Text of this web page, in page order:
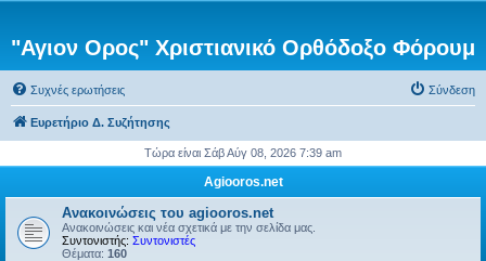
"Αγιον Ορος" Χριστιανικό Ορθόδοξο Φόρουμ
Συχνές ερωτήσεις Σύνδεση
Ευρετήριο Δ. Συζήτησης
Τώρα είναι Σάβ Αύγ 08, 2026 7:39 am
Agiooros.net
Ανακοινώσεις του agiooros.net
Ανακοινώσεις και νέα σχετικά με την σελίδα μας.
Συντονιστής: Συντονιστές
Θέματα: 160